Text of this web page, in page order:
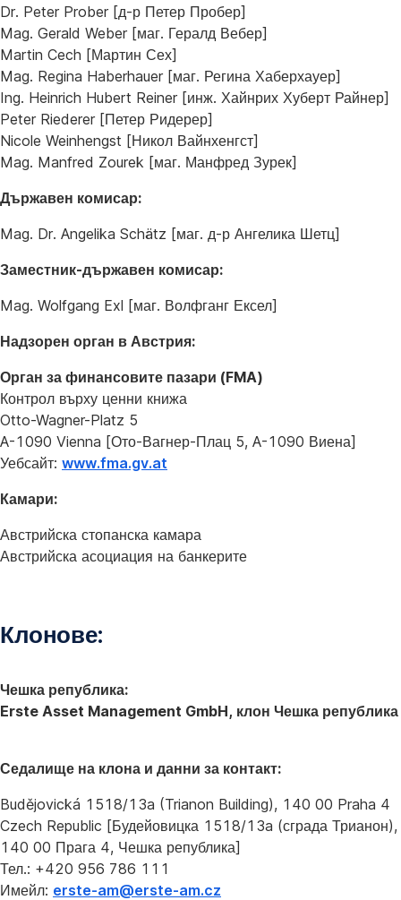
Dr. Peter Prober [д-р Петер Пробер]
Mag. Gerald Weber [маг. Гералд Вебер]
Martin Cech [Мартин Сех]
Mag. Regina Haberhauer [маг. Регина Хаберхауер]
Ing. Heinrich Hubert Reiner [инж. Хайнрих Хуберт Райнер]
Peter Riederer [Петер Ридерер]
Nicole Weinhengst [Никол Вайнхенгст]
Mag. Manfred Zourek [маг. Манфред Зурек]
Държавен комисар:
Mag. Dr. Angelika Schätz [маг. д-р Ангелика Шетц]
Заместник-държавен комисар:
Mag. Wolfgang Exl [маг. Волфганг Ексел]
Надзорен орган в Австрия:
Орган за финансовите пазари (FMA)
Контрол върху ценни книжа
Otto-Wagner-Platz 5
A-1090 Vienna [Ото-Вагнер-Плац 5, A-1090 Виена]
Уебсайт: www.fma.gv.at
Камари:
Австрийска стопанска камара
Австрийска асоциация на банкерите
Клонове:
Чешка република:
Erste Asset Management GmbH, клон Чешка република
Седалище на клона и данни за контакт:
Budějovická 1518/13a (Trianon Building), 140 00 Praha 4
Czech Republic [Будейовицка 1518/13a (сграда Трианон),
140 00 Прага 4, Чешка република]
Тел.: +420 956 786 111
Имейл: erste-am@erste-am.cz